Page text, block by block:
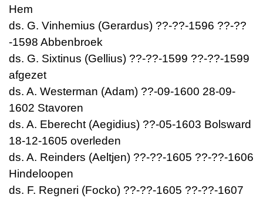
Hem
ds. G. Vinhemius (Gerardus) ??-??-1596 ??-??
-1598 Abbenbroek
ds. G. Sixtinus (Gellius) ??-??-1599 ??-??-1599
afgezet
ds. A. Westerman (Adam) ??-09-1600 28-09-
1602 Stavoren
ds. A. Eberecht (Aegidius) ??-05-1603 Bolsward
18-12-1605 overleden
ds. A. Reinders (Aeltjen) ??-??-1605 ??-??-1606
Hindeloopen
ds. F. Regneri (Focko) ??-??-1605 ??-??-1607